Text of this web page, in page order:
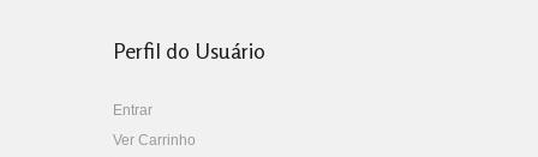
Perfil do Usuário
Entrar
Ver Carrinho